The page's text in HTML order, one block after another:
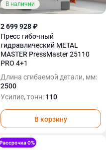
В наличии
2 699 928 ₽
Пресс гибочный
гидравлический METAL
MASTER PressMaster 25110
PRO 4+1
Длина сгибаемой детали, мм:
2500
Усилие, тонн: 110
В корзину